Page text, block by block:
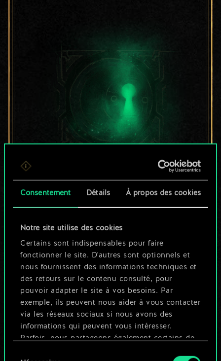
Consentement Détails À propos des cookies
Notre site utilise des cookies
Certains sont indispensables pour faire
fonctionner le site. D'autres sont optionnels et
nous fournissent des informations techniques et
des retours sur le contenu consulté, pour
pouvoir adapter le site à vos besoins. Par
exemple, ils peuvent nous aider à vous contacter
via les réseaux sociaux si nous avons des
informations qui peuvent vous intéresser.
Parfois, nous partageons également certains de
Pour l'instant, ce
n'est qu'un jeu de
cartes partagé.
Mais cela peut être
tellement plus !
Nommer ce jeu et créer un guide
Modifier le jeu